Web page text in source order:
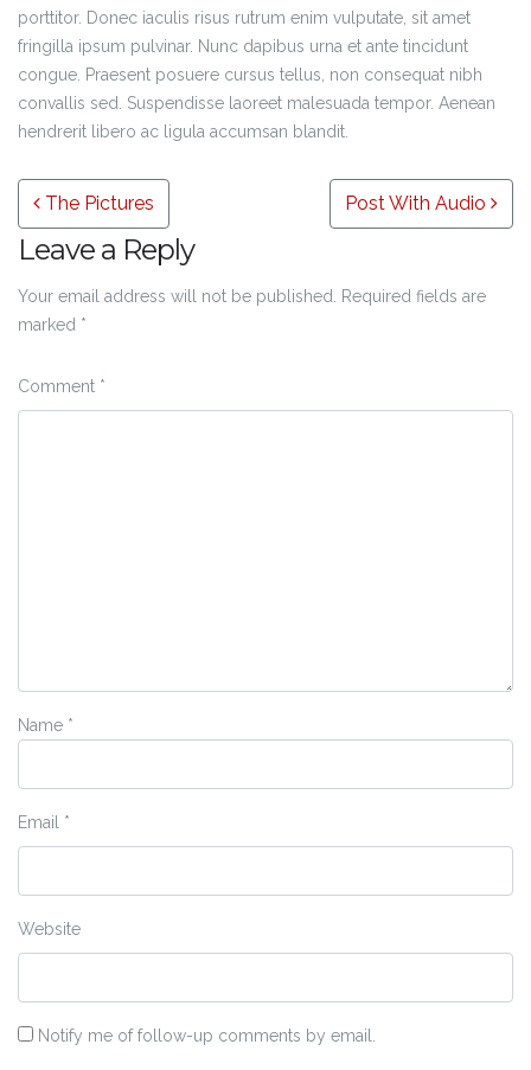
porttitor. Donec iaculis risus rutrum enim vulputate, sit amet
fringilla ipsum pulvinar. Nunc dapibus urna et ante tincidunt
congue. Praesent posuere cursus tellus, non consequat nibh
convallis sed. Suspendisse laoreet malesuada tempor. Aenean
hendrerit libero ac ligula accumsan blandit.
Post navigation
The Pictures Post With Audio
Leave a Reply
Your email address will not be published.
Required fields are
marked *
Comment *
Name *
Email *
Website
Notify me of follow-up comments by email.